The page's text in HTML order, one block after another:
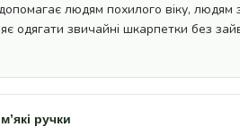
людям похилого віку,
одягати звичайні шкарпетки без
ручки